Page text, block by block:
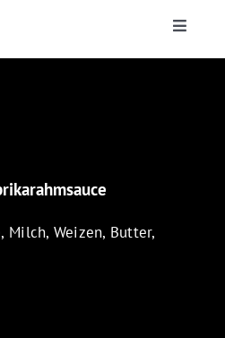
Toggle
Weizen, Butter,